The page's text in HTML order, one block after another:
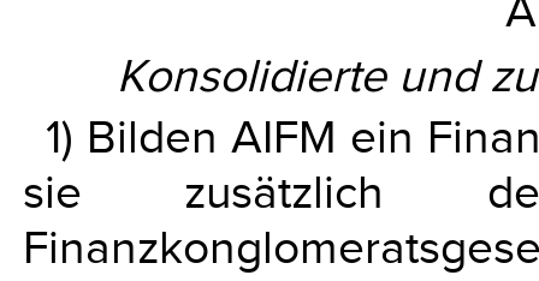
Konsolidierte und
1) Bilden AIFM ein
sie zusätzlich